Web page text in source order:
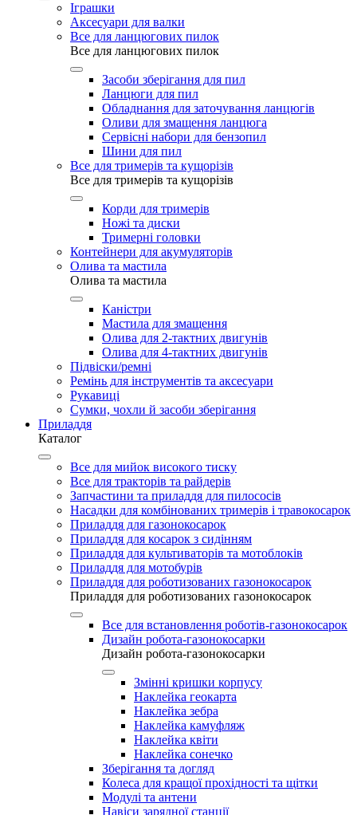
Іграшки
Аксесуари для валки
Все для ланцюгових пилок
Все для ланцюгових пилок
Засоби зберігання для пил
Ланцюги для пил
Обладнання для заточування ланцюгів
Оливи для змащення ланцюга
Сервісні набори для бензопил
Шини для пил
Все для тримерів та кущорізів
Все для тримерів та кущорізів
Корди для тримерів
Ножі та диски
Тримерні головки
Контейнери для акумуляторів
Олива та мастила
Олива та мастила
Каністри
Мастила для змащення
Олива для 2-тактних двигунів
Олива для 4-тактних двигунів
Підвіски/ремні
Ремінь для інструментів та аксесуари
Рукавиці
Сумки, чохли й засоби зберігання
Приладдя
Каталог
Все для мийок високого тиску
Все для тракторів та райдерів
Запчастини та приладдя для пилососів
Насадки для комбінованих тримерів і травокосарок
Приладдя для газонокосарок
Приладдя для косарок з сидінням
Приладдя для культиваторів та мотоблоків
Приладдя для мотобурів
Приладдя для роботизованих газонокосарок
Приладдя для роботизованих газонокосарок
Все для встановлення роботів-газонокосарок
Дизайн робота-газонокосарки
Дизайн робота-газонокосарки
Змінні кришки корпусу
Наклейка геокарта
Наклейка зебра
Наклейка камуфляж
Наклейка квіти
Наклейка сонечко
Зберігання та догляд
Колеса для кращої прохідності та щітки
Модулі та антени
Навіси зарядної станції